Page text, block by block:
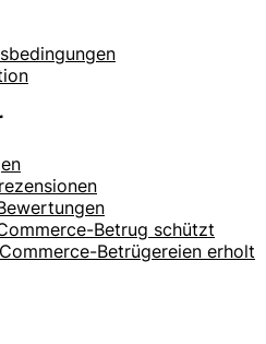
Betrug schützt
Betrügereien erholt